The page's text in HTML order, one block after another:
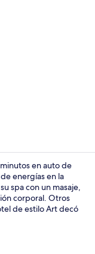
en auto de
energías en la
spa con un masaje,
corporal. Otros
de estilo Art decó
de la propiedad